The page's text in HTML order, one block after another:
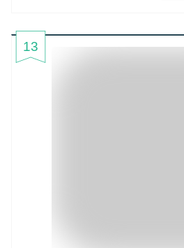
13